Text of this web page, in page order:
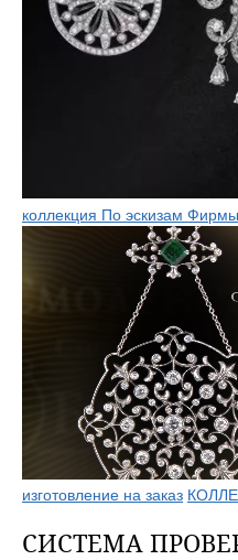
коллекция По эскизам
изготовление на заказ
СИСТЕМА